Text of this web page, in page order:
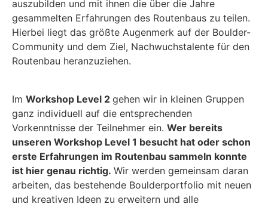
auszubilden und mit ihnen die über die Jahre
gesammelten Erfahrungen des Routenbaus zu teilen.
Hierbei liegt das größte Augenmerk auf der Boulder-
Community und dem Ziel, Nachwuchstalente für den
Routenbau heranzuziehen.
Im Workshop Level 2 gehen wir in kleinen Gruppen
ganz individuell auf die entsprechenden
Vorkenntnisse der Teilnehmer ein. Wer bereits
unseren Workshop Level 1 besucht hat oder schon
erste Erfahrungen im Routenbau sammeln konnte
ist hier genau richtig. Wir werden gemeinsam daran
arbeiten, das bestehende Boulderportfolio mit neuen
und kreativen Ideen zu erweitern und alle